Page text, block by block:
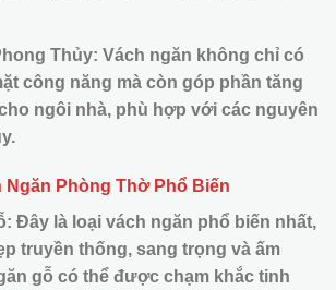
Thủy: Vách ngăn không chỉ có
công năng mà còn góp phần tăng
ngôi nhà, phù hợp với các nguyên
Ngăn Phòng Thờ Phổ Biến
Đây là loại vách ngăn phổ biến nhất,
truyền thống, sang trọng và ấm
gỗ có thể được chạm khắc tinh